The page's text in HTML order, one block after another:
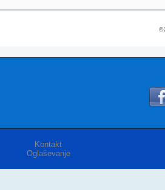
©
Kontakt
Oglaševanje